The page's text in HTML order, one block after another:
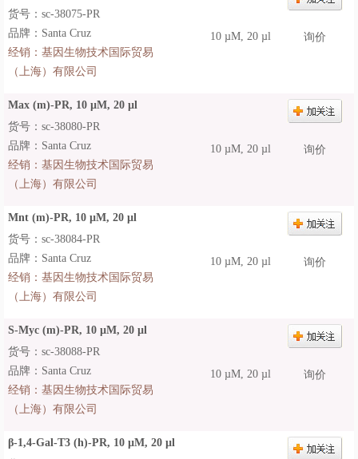
10 µM, 20 µl 询价
货号：sc-38075-PR
品牌：Santa Cruz
经销： 基因生物技术国际贸易
（上海）有限公司
Max (m)-PR, 10 µM, 20 µl
10 µM, 20 µl 询价
货号：sc-38080-PR
品牌：Santa Cruz
经销： 基因生物技术国际贸易
（上海）有限公司
Mnt (m)-PR, 10 µM, 20 µl
10 µM, 20 µl 询价
货号：sc-38084-PR
品牌：Santa Cruz
经销： 基因生物技术国际贸易
（上海）有限公司
S-Myc (m)-PR, 10 µM, 20 µl
10 µM, 20 µl 询价
货号：sc-38088-PR
品牌：Santa Cruz
经销： 基因生物技术国际贸易
（上海）有限公司
β-1,4-Gal-T3 (h)-PR, 10 µM, 20 µl